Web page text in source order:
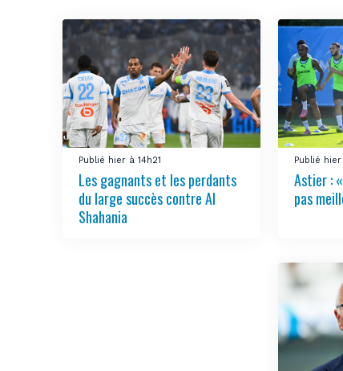
Publié hier à 14h21
Les gagnants et les perdants
du large succès contre Al
Shahania
Publié
Astier :
pas